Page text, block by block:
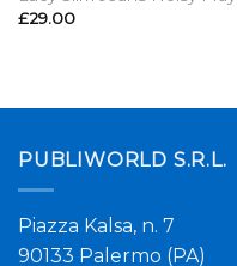
£29.00
PUBLIWORLD S.R.L.
Piazza Kalsa, n. 7
90133 Palermo (PA)